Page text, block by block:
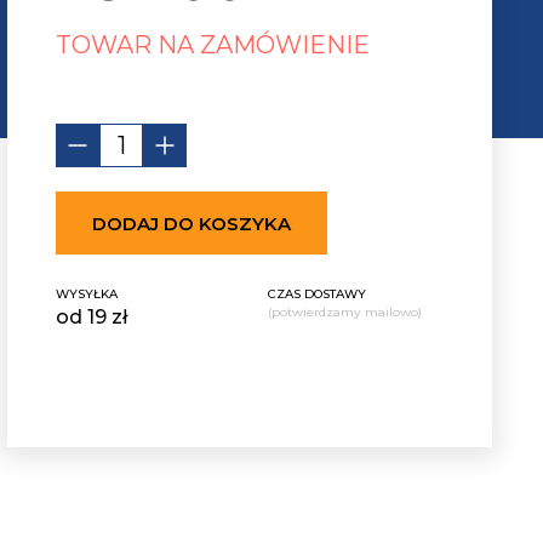
TOWAR NA ZAMÓWIENIE
DODAJ DO KOSZYKA
WYSYŁKA
od 19 zł
CZAS DOSTAWY
(potwierdzamy mailowo)